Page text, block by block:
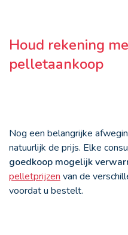
Houd rekening
pelletaankoop
Nog een belangrijke
natuurlijk de prijs. Elke
goedkoop mogelijk
pelletprijzen van de
voordat u bestelt.